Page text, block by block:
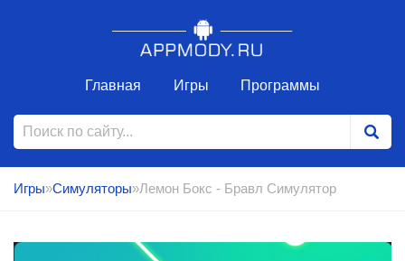
Главная Игры Программы
Игры»Симуляторы»Лемон Бокс - Бравл Симулятор